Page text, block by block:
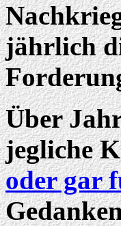
jährlich
Über
jegliche
oder gar